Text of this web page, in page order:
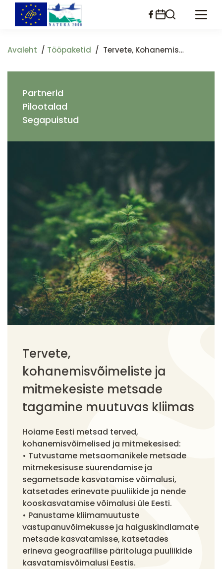
Liigu
edasi
põhisisu
Avaleht Tööpaketid Tervete, Kohanemisvõimeliste Ja Mitmekesiste Metsade Tagamine Muutuvas Kliimas
Partnerid
Pilootalad
Segapuistud
Tervete,
kohanemisvõimeliste ja
mitmekesiste metsade
tagamine muutuvas kliimas
Hoiame Eesti metsad terved,
kohanemisvõimelised ja mitmekesised:
• Tutvustame metsaomanikele metsade
mitmekesisuse suurendamise ja
segametsade kasvatamise võimalusi,
katsetades erinevate puuliikide ja nende
kooskasvatamise võimalusi üle Eesti.
• Panustame kliimamuutuste
vastupanuvõimekusse ja haiguskindlamate
metsade kasvatamisse, katsetades
erineva geograafilise päritoluga puuliikide
kasvatamisvõimalusi Eestis.